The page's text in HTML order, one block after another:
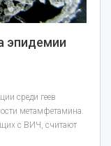
эпидемии
среди геев
метамфетамина.
с ВИЧ, считают